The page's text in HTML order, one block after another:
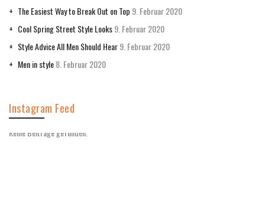
The Easiest Way to Break Out on Top 9. Februar 2020
Cool Spring Street Style Looks9. Februar 2020
Style Advice All Men Should Hear9. Februar 2020
Men in style8. Februar 2020
Instagram Feed
Keine Beiträge gefunden.